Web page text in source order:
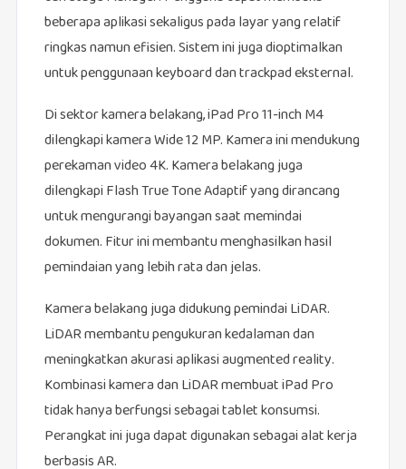
beberapa aplikasi sekaligus pada layar yang relatif
ringkas namun efisien. Sistem ini juga dioptimalkan
untuk penggunaan keyboard dan trackpad eksternal.
Di sektor kamera belakang, iPad Pro 11-inch M4
dilengkapi kamera Wide 12 MP. Kamera ini mendukung
perekaman video 4K. Kamera belakang juga
dilengkapi Flash True Tone Adaptif yang dirancang
untuk mengurangi bayangan saat memindai
dokumen. Fitur ini membantu menghasilkan hasil
pemindaian yang lebih rata dan jelas.
Kamera belakang juga didukung pemindai LiDAR.
LiDAR membantu pengukuran kedalaman dan
meningkatkan akurasi aplikasi augmented reality.
Kombinasi kamera dan LiDAR membuat iPad Pro
tidak hanya berfungsi sebagai tablet konsumsi.
Perangkat ini juga dapat digunakan sebagai alat kerja
berbasis AR.